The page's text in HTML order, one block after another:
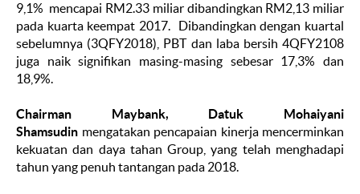
9,1% mencapai RM2.33 miliar dibandingkan RM2,13 miliar
pada kuarta keempat 2017. Dibandingkan dengan kuartal
sebelumnya (3QFY2018), PBT dan laba bersih 4QFY2108
juga naik signifikan masing-masing sebesar 17,3% dan
18,9%.
Chairman Maybank, Datuk Mohaiyani
Shamsudin mengatakan pencapaian kinerja mencerminkan
kekuatan dan daya tahan Group, yang telah menghadapi
tahun yang penuh tantangan pada 2018.